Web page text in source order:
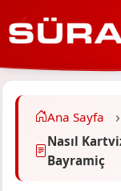
Ana Sayfa
Nasıl
Bayramiç